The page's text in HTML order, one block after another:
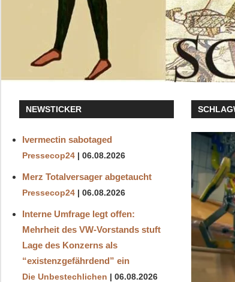
NEWSTICKER
Ivermectin sabotaged
Pressecop24 06.08.2026
Merz Totalversager abgetaucht
Pressecop24 06.08.2026
Interne Umfrage legt offen:
Mehrheit des VW-Vorstands stuft
Lage des Konzerns als
“existenzgefährdend” ein
Die Unbestechlichen 06.08.2026